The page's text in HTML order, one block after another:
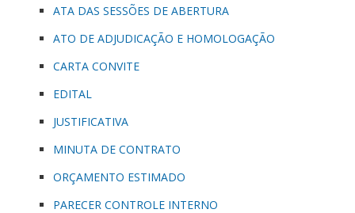
ATA DAS SESSÕES DE ABERTURA
ATO DE ADJUDICAÇÃO E HOMOLOGAÇÃO
CARTA CONVITE
EDITAL
JUSTIFICATIVA
MINUTA DE CONTRATO
ORÇAMENTO ESTIMADO
PARECER CONTROLE INTERNO